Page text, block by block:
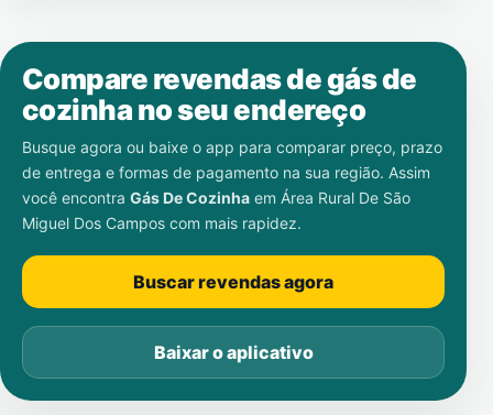
Compare revendas de gás de
cozinha no seu endereço
Busque agora ou baixe o app para comparar preço, prazo
de entrega e formas de pagamento na sua região. Assim
você encontra Gás De Cozinha em Área Rural De São
Miguel Dos Campos com mais rapidez.
Buscar revendas agora
Baixar o aplicativo